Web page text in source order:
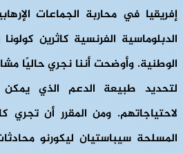
إفريقيا في محاربة الجماعات
الدبلوماسية الفرنسية كاثرين
الوطنية. وأوضحت أننا نجري حاليًا
لتحديد طبيعة الدعم الذي
لاحتياجاتهم. ومن المقرر أن تجري
المسلحة سيباستيان ليكورنو